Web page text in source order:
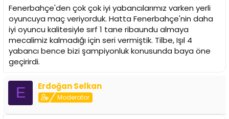
Fenerbahçe'den çok çok iyi yabancılarımız varken yerli
oyuncuya maç veriyorduk. Hatta Fenerbahçe'nin daha
iyi oyuncu kalitesiyle sırf 1 tane ribaundu almaya
mecalimiz kalmadığı için seri vermiştik. Tilbe, Işıl 4
yabancı bence bizi şampiyonluk konusunda baya öne
geçirirdi.
E Erdoğan Selkan
Moderator